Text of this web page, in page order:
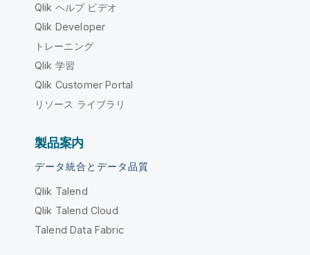
Qlik ヘルプ ビデオ
Qlik Developer
トレーニング
Qlik 学習
Qlik Customer Portal
リソース ライブラリ
製品案内
データ統合とデータ品質
Qlik Talend
Qlik Talend Cloud
Talend Data Fabric